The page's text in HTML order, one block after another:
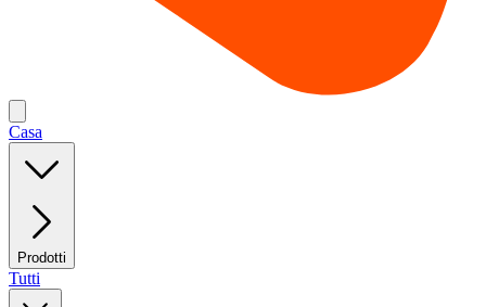
Casa
Prodotti
Tutti